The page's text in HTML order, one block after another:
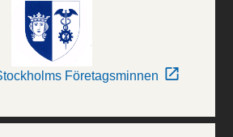
Företagsminnen